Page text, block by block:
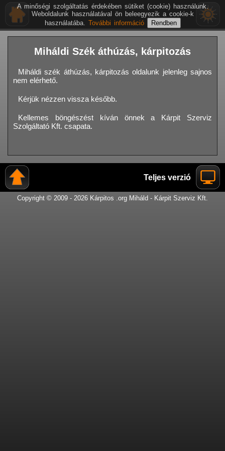
Miháldi Szék áthúzás, kárpitozás
Miháldi szék áthúzás, kárpitozás oldalunk jelenleg sajnos
nem elérhető.
Kérjük nézzen vissza később.
Kellemes böngészést kíván önnek a Kárpit Szerviz
Szolgáltató Kft. csapata.
Teljes verzió
Copyright © 2009 - 2026 Kárpitos .org Miháld - Kárpit Szerviz Kft.
A minőségi szolgáltatás érdekében sütiket (cookie) használunk.
Weboldalunk használatával ön beleegyezik a cookie-k
használatába. További információ